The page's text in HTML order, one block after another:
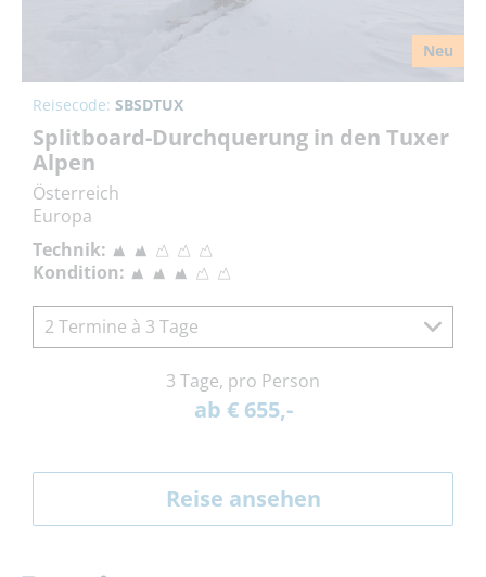
Neu
Reisecode: SBSDTUX
Splitboard-Durchquerung in den Tuxer
Alpen
Österreich
Europa
Technik:
Kondition:
2 Termine à 3 Tage
3 Tage, pro Person
ab € 655,-
Reise ansehen